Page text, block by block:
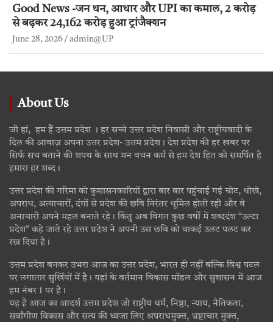
Good News -जन धन, आधार और UPI का कमाल, 2 करोड़
से बढ़कर 24,162 करोड़ हुआ ट्रांजैक्शन
June 28, 2026 admin@UP
About Us
जी हां, हम हैं उत्तम प्रदेश । हर सच्चे उत्तर प्रदेश निवासी और राष्ट्रीयवादी के
दिल की आवाज़ अपना उत्तर प्रदेश- उत्तम प्रदेश। देश प्रदेश की हर खबर पर
सिर्फ सच बताने की शपथ के साथ मन वचन कर्म से हम देश हित को समर्पित है
हमारा हर शब्द।
उत्तर प्रदेश की गरिमा को कुशासनकारियों द्वारा बार बार पहुंचाई गई चोट, धोखे,
अपराध, अत्याचारों, दंगों से प्रदेश की छवि निरंतर धूमिल होती रही और वे
अनाचारी अपने महल बनाते रहे। किंतु अब विगत कुछ वर्षों में शब्ददंश “उल्टा
प्रदेश” कहे जाते रहे उत्तर प्रदेश ने अपनी उस छवि को वाकई उलट पलट कर
रख दिया है।
उत्तम प्रदेश बनकर उभरा आज का उत्तर प्रदेश, भारत ही नहीं बल्कि विश्व पटल
पर लगातार सुर्खियों में है। यहां के वर्तमान विकास मॉडल और सुशासन में आज
हम नंबर 1 पर है।
यह है आज का आदर्श उत्तम प्रदेश जो राष्ट्रीय धर्म, निष्ठा, न्याय, नैतिकता,
सर्वांगीण विकास और सत्य की ध्वजा लिए अपराधमुक्त, भ्रष्टाचार मुक्त,